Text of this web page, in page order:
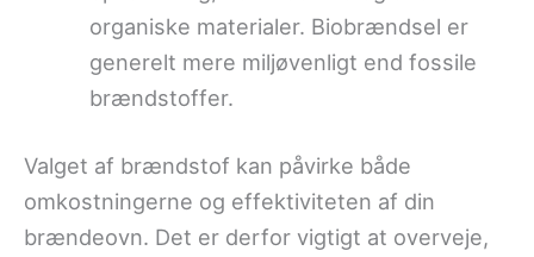
organiske materialer. Biobrændsel er
generelt mere miljøvenligt end fossile
brændstoffer.
Valget af brændstof kan påvirke både
omkostningerne og effektiviteten af din
brændeovn. Det er derfor vigtigt at overveje,